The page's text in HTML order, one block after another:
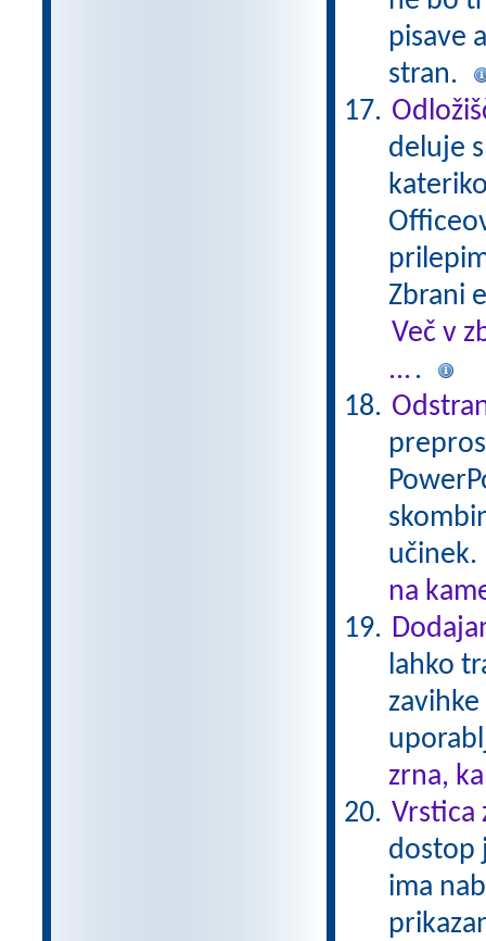
pisave
stran.
deluje
Zbrani
Več v
....
učinek.
na
lahko
zrna,
Vrstica
dostop
ima